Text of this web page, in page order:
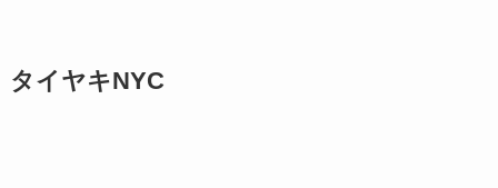
タイヤキNYC